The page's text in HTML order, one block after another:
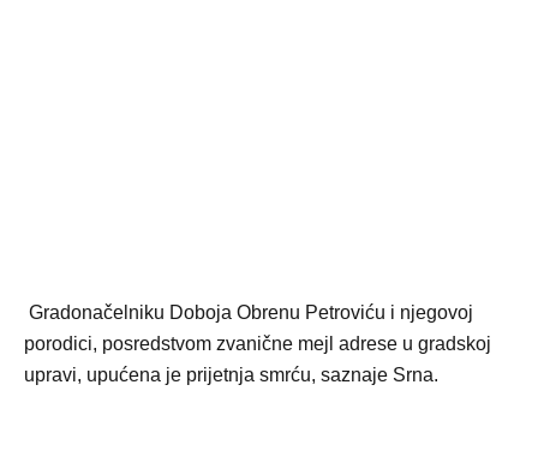
Gradonačelniku Doboja Obrenu Petroviću i njegovoj
porodici, posredstvom zvanične mejl adrese u gradskoj
upravi, upućena je prijetnja smrću, saznaje Srna.